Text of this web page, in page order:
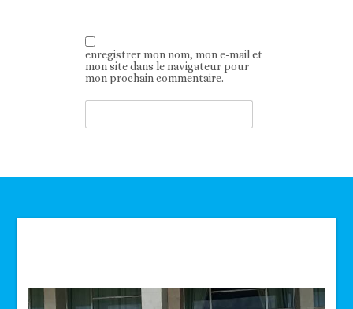
enregistrer mon nom, mon e-mail et
mon site dans le navigateur pour
mon prochain commentaire.